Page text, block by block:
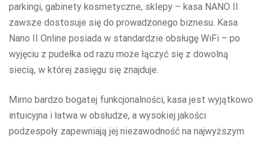
parkingi, gabinety kosmetyczne, sklepy – kasa NANO II
zawsze dostosuje się do prowadzonego biznesu. Kasa
Nano II Online posiada w standardzie obsługę WiFi – po
wyjęciu z pudełka od razu może łączyć się z dowolną
siecią, w której zasięgu się znajduje.
Mimo bardzo bogatej funkcjonalności, kasa jest wyjątkowo
intuicyjna i łatwa w obsłudze, a wysokiej jakości
podzespoły zapewniają jej niezawodność na najwyższym